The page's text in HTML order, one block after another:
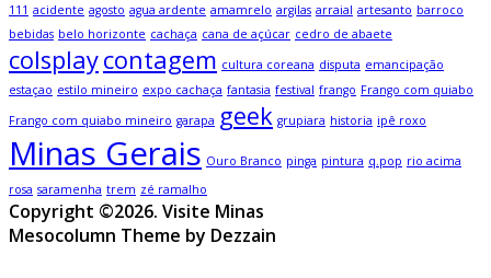
111 acidente agosto agua ardente amamrelo argilas arraial artesanto barroco
bebidas belo horizonte cachaça cana de açúcar cedro de abaete
colsplaycontagem cultura coreana disputa emancipação
estaçao estilo mineiro expo cachaça fantasia festival frango Frango com quiabo
Frango com quiabo mineiro garapa geek grupiara historia ipê roxo
Minas Gerais Ouro Branco pinga pintura q.pop rio acima
rosa saramenha trem zé ramalho
Copyright ©2026. Visite Minas
Mesocolumn Theme by Dezzain